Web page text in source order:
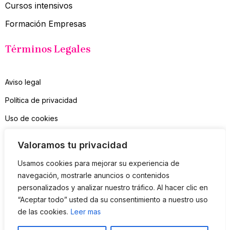
Valoramos tu privacidad
Usamos cookies para mejorar su experiencia de
navegación, mostrarle anuncios o contenidos
personalizados y analizar nuestro tráfico. Al hacer clic en
“Aceptar todo” usted da su consentimiento a nuestro uso
de las cookies. Leer mas
Cursos intensivos
Formación Empresas
Términos Legales
Aviso legal
Política de privacidad
Uso de cookies
Suscríbete a mi Newsletter
Sólo consejos útiles, nada de spam